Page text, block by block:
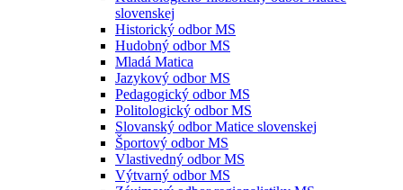
slovenskej
Historický odbor MS
Hudobný odbor MS
Mladá Matica
Jazykový odbor MS
Pedagogický odbor MS
Politologický odbor MS
Slovanský odbor Matice slovenskej
Športový odbor MS
Vlastivedný odbor MS
Výtvarný odbor MS